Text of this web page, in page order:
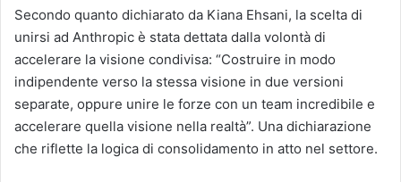
Secondo quanto dichiarato da Kiana Ehsani, la scelta di
unirsi ad Anthropic è stata dettata dalla volontà di
accelerare la visione condivisa: “Costruire in modo
indipendente verso la stessa visione in due versioni
separate, oppure unire le forze con un team incredibile e
accelerare quella visione nella realtà”. Una dichiarazione
che riflette la logica di consolidamento in atto nel settore.